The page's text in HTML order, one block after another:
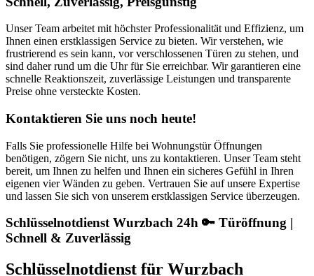
Unser Team arbeitet mit höchster Professionalität und Effizienz, um
Ihnen einen erstklassigen Service zu bieten. Wir verstehen, wie
frustrierend es sein kann, vor verschlossenen Türen zu stehen, und
sind daher rund um die Uhr für Sie erreichbar. Wir garantieren eine
schnelle Reaktionszeit, zuverlässige Leistungen und transparente
Preise ohne versteckte Kosten.
Kontaktieren Sie uns noch heute!
Falls Sie professionelle Hilfe bei Wohnungstür Öffnungen
benötigen, zögern Sie nicht, uns zu kontaktieren. Unser Team steht
bereit, um Ihnen zu helfen und Ihnen ein sicheres Gefühl in Ihren
eigenen vier Wänden zu geben. Vertrauen Sie auf unsere Expertise
und lassen Sie sich von unserem erstklassigen Service überzeugen.
Schlüsselnotdienst Wurzbach 24h 🔑 Türöffnung |
Schnell & Zuverlässig
Schlüsselnotdienst für Wurzbach